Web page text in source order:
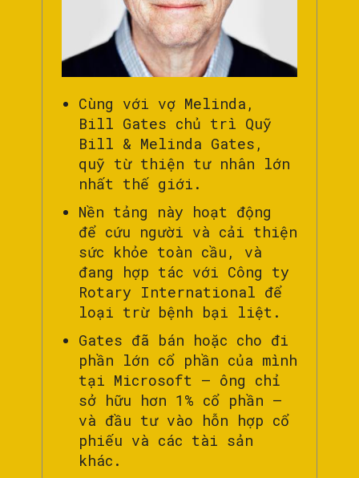
Cùng với vợ Melinda,
Bill Gates chủ trì Quỹ
Bill & Melinda Gates,
quỹ từ thiện tư nhân lớn
nhất thế giới.
Nền tảng này hoạt động
để cứu người và cải thiện
sức khỏe toàn cầu, và
đang hợp tác với Công ty
Rotary International để
loại trừ bệnh bại liệt.
Gates đã bán hoặc cho đi
phần lớn cổ phần của mình
tại Microsoft – ông chỉ
sở hữu hơn 1% cổ phần –
và đầu tư vào hỗn hợp cổ
phiếu và các tài sản
khác.